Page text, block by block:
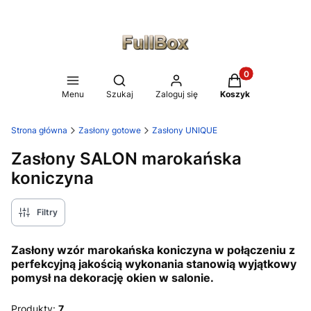
Menu
Otwórz wyszukiwarkę
Szukaj Zaloguj się
Produkty w
Koszyk
Strona główna Zasłony gotowe Zasłony UNIQUE
Zasłony SALON marokańska
koniczyna
Filtry
Zasłony wzór marokańska koniczyna w połączeniu z
perfekcyjną jakością wykonania stanowią wyjątkowy
pomysł na dekorację okien w salonie.
Produkty: 7